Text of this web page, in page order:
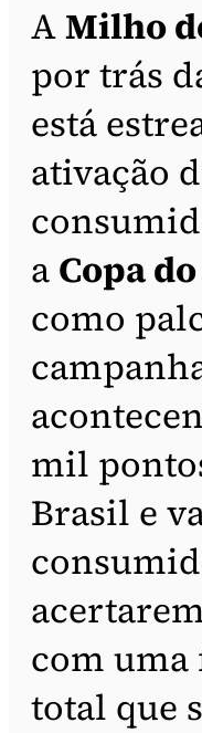
AMilho
por trás
está
ativação
a Copa
como
mil
Brasil e
com
total que